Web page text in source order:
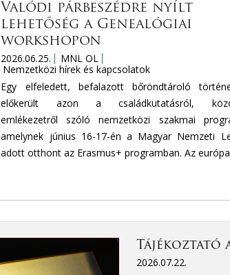
Valódi párbeszédre nyílt
lehetőség a Genealógiai
workshopon
2026.06.25.
MNL OL
Nemzetközi hírek és kapcsolatok
Egy elfeledett, befalazott bőröndtároló
előkerült azon a családkutatásról,
emlékezetről szóló nemzetközi szakmai
amelynek június 16-17-én a Magyar Nemzeti
adott otthont az Erasmus+ programban. Az
Tájékoztató
2026.07.22.